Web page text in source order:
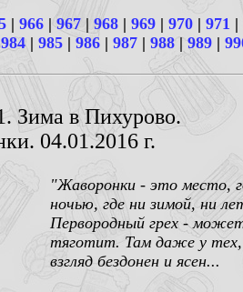
| 966 | 967 | 968 | 969 | 970 | 971 |
984| 985 | 986 | 987 | 988| 989 |
Зима в Пихурово.
04.01.2016 г.
"Жаворонки - это место,
ночью, где ни зимой, ни
Первородный грех -
тяготит. Там даже у тех,
взгляд бездонен и ясен...